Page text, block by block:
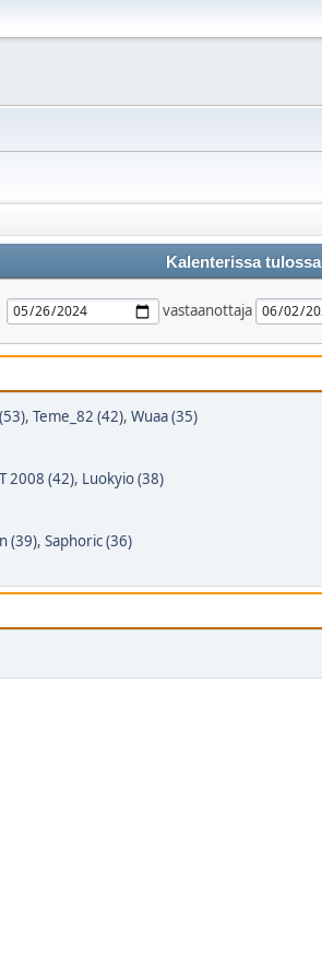
Kalenterissa tulossa
vastaanottaja
, Teme_82 (42), Wuaa (35)
2008 (42), Luokyio (38)
(39), Saphoric (36)